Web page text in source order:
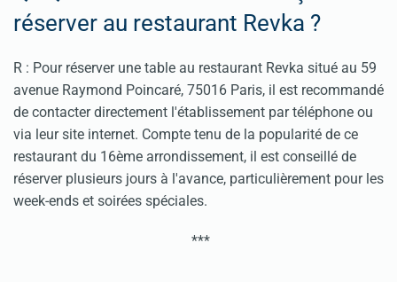
réserver au restaurant Revka ?
R : Pour réserver une table au restaurant Revka situé au 59
avenue Raymond Poincaré, 75016 Paris, il est recommandé
de contacter directement l'établissement par téléphone ou
via leur site internet. Compte tenu de la popularité de ce
restaurant du 16ème arrondissement, il est conseillé de
réserver plusieurs jours à l'avance, particulièrement pour les
week-ends et soirées spéciales.
***